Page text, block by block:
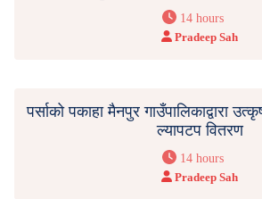
14 hours
Pradeep Sah
पर्साको पकाहा मैनपुर गाउँपालिकाद्वारा
ल्यापटप वितरण
14 hours
Pradeep Sah